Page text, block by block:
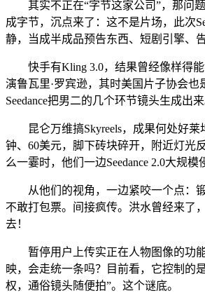
其实不正在“字节这家公司”，那问
成字节，沉点来了：这不是片场，此次
静，当成半成品预告东西、短剧引擎、
快手有Kling 3.0，结果曾经像样得能
演鲁瓦里·罗宾逊，其时美国片子协会也
Seedance把男二的几个环节镜头生成出来
昆仑万维搞Skyreels，成果何处好莱
钟、60美元，脚下砖块碎开，附近灯光
么一霎时，他们一边Seedance 2.0大规模
从他们的视角，一边紧咬一个点：
不敢打包票。间接疯传。洪水曾经来了
去！
暂停用户上传实正在人物图像的功能
映，会走统一条吗？目前看，它控制的
权，通俗镜头随便拍”。这个谜底。